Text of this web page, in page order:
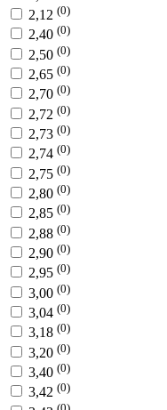
2,12 (0)
2,40 (0)
2,50 (0)
2,65 (0)
2,70 (0)
2,72 (0)
2,73 (0)
2,74 (0)
2,75 (0)
2,80 (0)
2,85 (0)
2,88 (0)
2,90 (0)
2,95 (0)
3,00 (0)
3,04 (0)
3,18 (0)
3,20 (0)
3,40 (0)
3,42 (0)
(0)